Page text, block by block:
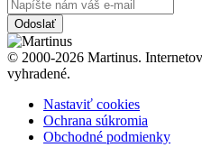
Odoslať
© 2000-2026 Martinus.
vyhradené.
Nastaviť cookies
Ochrana súkromia
Obchodné podmienky